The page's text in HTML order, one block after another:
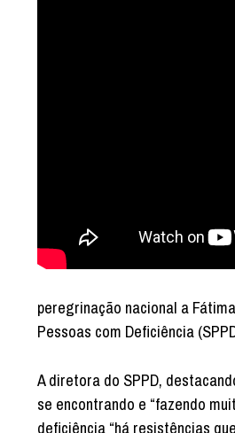
peregrinação nacional a
Pessoas com Deficiência
A diretora do SPPD,
se encontrando e “fazendo
deficiência “há resistências